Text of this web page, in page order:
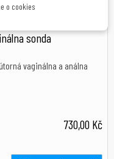
sonda
vaginálna a análna
730,00 Kč
o cookies